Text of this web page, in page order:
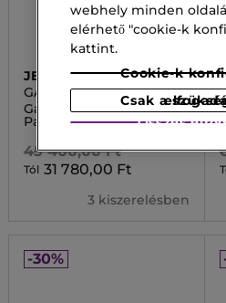
JEAN PAUL GAULTIER
GAULTIER DIVINE
Gaultier Divine Elixir
Parfum
45 400,00 Ft
Tól 31 780,00 Ft
3 kiszerelésben
-30%
webhely minden
elérhető "cookie-k
kattint.
Cookie-k
Csak a szükséges sütik
Összes